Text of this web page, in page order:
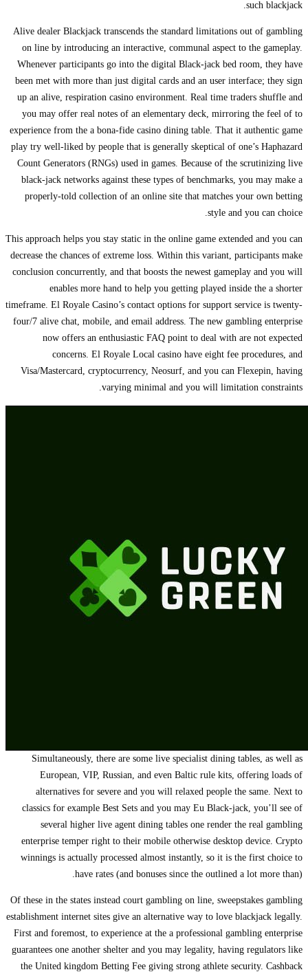
such blackjack.
Alive dealer Blackjack transcends the standard limitations out of gambling
on line by introducing an interactive, communal aspect to the gameplay.
Whenever participants go into the digital Black-jack bed room, they have
been met with more than just digital cards and an user interface; they sign
up an alive, respiration casino environment. Real time traders shuffle and
you may offer real notes of an elementary deck, mirroring the feel of to
experience from the a bona-fide casino dining table. That it authentic game
play try well-liked by people that is generally skeptical of one’s Haphazard
Count Generators (RNGs) used in games. Because of the scrutinizing live
black-jack networks against these types of benchmarks, you may make a
properly-told collection of an online site that matches your own betting
style and you can choice.
This approach helps you stay static in the online game extended and you can
decrease the chances of extreme loss. Within this variant, participants make
conclusion concurrently, and that boosts the newest gameplay and you will
enables more hand to help you getting played inside the a shorter
timeframe. El Royale Casino’s contact options for support service is twenty-
four/7 alive chat, mobile, and email address. The new gambling enterprise
now offers an enthusiastic FAQ point to deal with are not expected
concerns. El Royale Local casino have eight fee procedures, and
Visa/Mastercard, cryptocurrency, Neosurf, and you can Flexepin, having
varying minimal and you will limitation constraints.
Simultaneously, there are some live specialist dining tables, as well as
European, VIP, Russian, and even Baltic rule kits, offering loads of
alternatives for severe and you will relaxed people the same. Next to
classics for example Best Sets and you may Eu Black-jack, you’ll see of
several higher live agent dining tables one render the real gambling
enterprise temper right to their mobile otherwise desktop device. Crypto
winnings is actually processed almost instantly, so it is the first choice to
have rates (and bonuses since the outlined a lot more than).
Of these in the states instead court gambling on line, sweepstakes gambling
establishment internet sites give an alternative way to love blackjack legally.
First and foremost, to experience at the a professional gambling enterprise
guarantees one another shelter and you may legality, having regulators like
the United kingdom Betting Fee giving strong athlete security. Cashback